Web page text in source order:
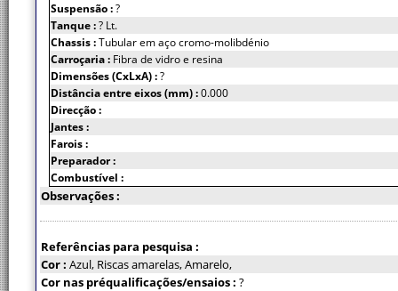
Suspensão :?
Tanque :? Lt.
Chassis :Tubular em aço cromo-molibdénio
Carroçaria : Fibra de vidro e resina
Dimensões (CxLxA) :?
Distância entre eixos (mm) :0.000
Direcção :
Jantes :
Farois :
Preparador :
Combustível :
Observações :
Referências para pesquisa :
Cor : Azul, Riscas amarelas, Amarelo,
Cor nas préqualificações/ensaios : ?